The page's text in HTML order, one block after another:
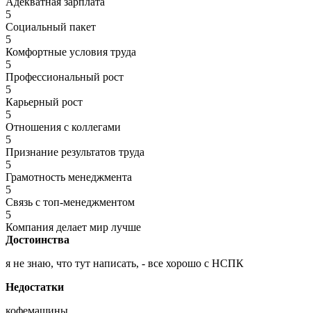
5
Социальный пакет
5
Комфортные условия труда
5
Профессиональный рост
5
Карьерный рост
5
Отношения с коллегами
5
Признание результатов труда
5
Грамотность менеджмента
5
Связь с топ-менеджментом
5
Компания делает мир лучше
Достоинства
я не знаю, что тут написать, - все хорошо с НСПК
Недостатки
кофемашины